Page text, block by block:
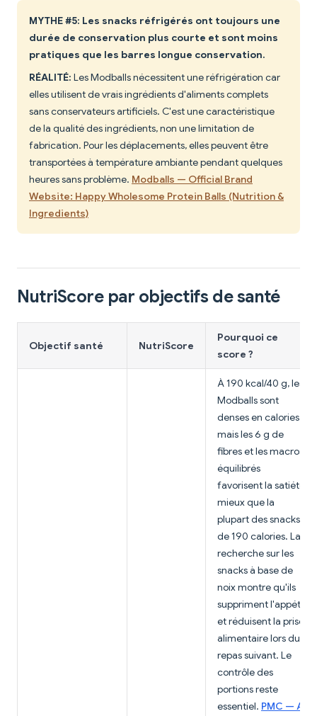
MYTHE #5: Les snacks réfrigérés ont toujours une
durée de conservation plus courte et sont moins
pratiques que les barres longue conservation.
RÉALITÉ: Les Modballs nécessitent une réfrigération car
elles utilisent de vrais ingrédients d'aliments complets
sans conservateurs artificiels. C'est une caractéristique
de la qualité des ingrédients, non une limitation de
fabrication. Pour les déplacements, elles peuvent être
transportées à température ambiante pendant quelques
heures sans problème. Modballs — Official Brand
Website: Happy Wholesome Protein Balls (Nutrition &
Ingredients)
NutriScore par objectifs de santé
Objectif santé NutriScore
Pourquoi ce
score ?
À 190 kcal/40 g, les
Modballs sont
denses en calories,
mais les 6 g de
fibres et les macros
équilibrés
favorisent la satiété
mieux que la
plupart des snacks
de 190 calories. La
recherche sur les
snacks à base de
noix montre qu'ils
suppriment l'appétit
et réduisent la prise
alimentaire lors du
repas suivant. Le
contrôle des
portions reste
essentiel. PMC — A